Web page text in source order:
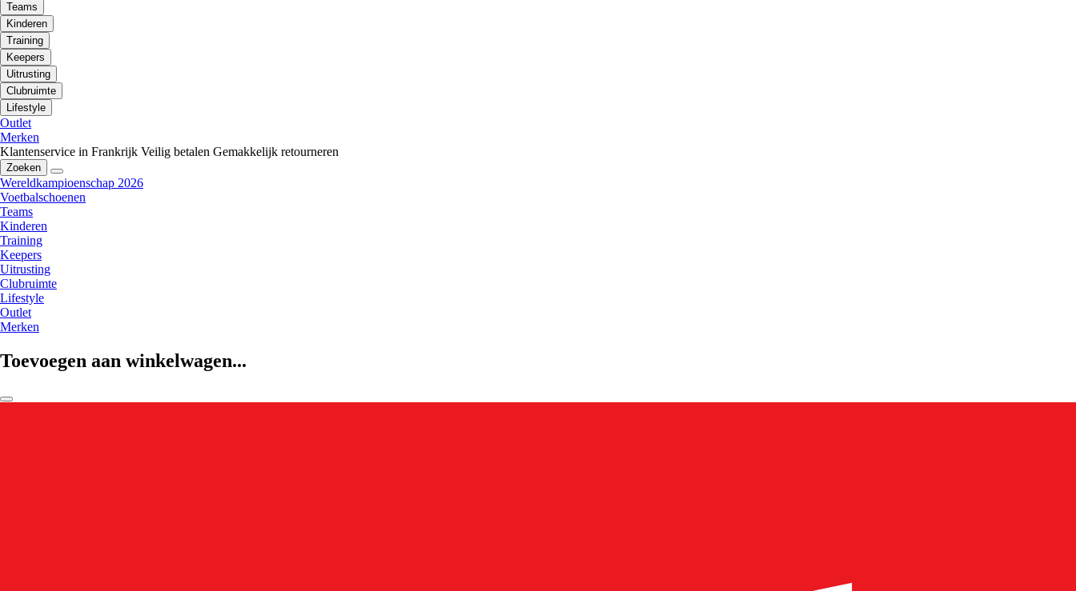
Teams
Kinderen
Training
Keepers
Uitrusting
Clubruimte
Lifestyle
Outlet
Merken
Klantenservice in Frankrijk Veilig betalen Gemakkelijk retourneren
Zoeken
Wereldkampioenschap 2026
Voetbalschoenen
Teams
Kinderen
Training
Keepers
Uitrusting
Clubruimte
Lifestyle
Outlet
Merken
Toevoegen aan winkelwagen...